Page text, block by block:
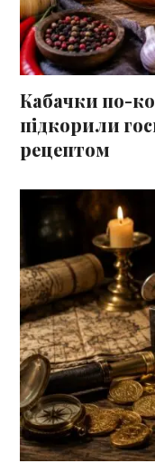
Кабачки по-
підкорили
рецептом